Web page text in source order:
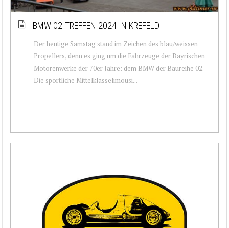
BMW 02-TREFFEN 2024 IN KREFELD
Der heutige Samstag stand im Zeichen des blau/weissen
Propellers, denn es ging um die Fahrzeuge der Bayrischen
Motorenwerke der 70er Jahre: dem BMW der Baureihe 02.
Die sportliche Mittelklasselimousi...